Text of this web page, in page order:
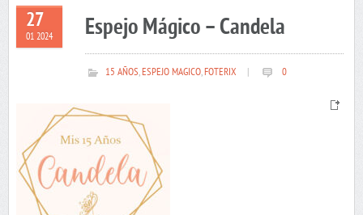
27
01 2024 Espejo Mágico – Candela
15 AÑOS,ESPEJO MAGICO,FOTERIX 0